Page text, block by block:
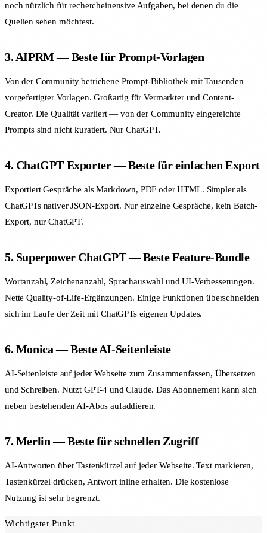
noch nützlich für rechercheinensive Aufgaben, bei denen du die
Quellen sehen möchtest.
3. AIPRM — Beste für Prompt-Vorlagen
Von der Community betriebene Prompt-Bibliothek mit Tausenden
vorgefertigter Vorlagen. Großartig für Vermarkter und Content-
Creator. Die Qualität variiert — von der Community eingereichte
Prompts sind nicht kuratiert. Nur ChatGPT.
4. ChatGPT Exporter — Beste für einfachen Export
Exportiert Gespräche als Markdown, PDF oder HTML. Simpler als
ChatGPTs nativer JSON-Export. Nur einzelne Gespräche, kein Batch-
Export, nur ChatGPT.
5. Superpower ChatGPT — Beste Feature-Bundle
Wortanzahl, Zeichenanzahl, Sprachauswahl und UI-Verbesserungen.
Nette Quality-of-Life-Ergänzungen. Einige Funktionen überschneiden
sich im Laufe der Zeit mit ChatGPTs eigenen Updates.
6. Monica — Beste AI-Seitenleiste
AI-Seitenleiste auf jeder Webseite zum Zusammenfassen, Übersetzen
und Schreiben. Nutzt GPT-4 und Claude. Das Abonnement kann sich
neben bestehenden AI-Abos aufaddieren.
7. Merlin — Beste für schnellen Zugriff
AI-Antworten über Tastenkürzel auf jeder Webseite. Text markieren,
Tastenkürzel drücken, Antwort inline erhalten. Die kostenlose
Nutzung ist sehr begrenzt.
Wichtigster Punkt